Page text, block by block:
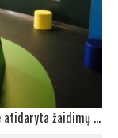
EUROPOS ŽALIOJI SOSTINĖ: Vilniaus oro uoste atidaryta žaidimų ir pažinimo erdvė vaikams